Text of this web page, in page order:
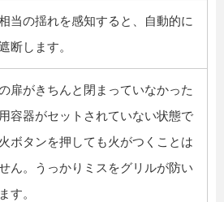
当の揺れを感知すると、自動的に
断します。
扉がきちんと閉まっていなかった
容器がセットされていない状態で
ボタンを押しても火がつくことは
ん。うっかりミスをグリルが防い
す。